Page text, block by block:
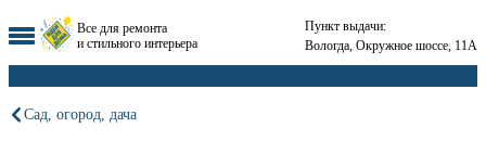
Все для ремонта
и стильного интерьера
Пункт выдачи:
Вологда, Окружное шоссе, 11А
Сад, огород, дача